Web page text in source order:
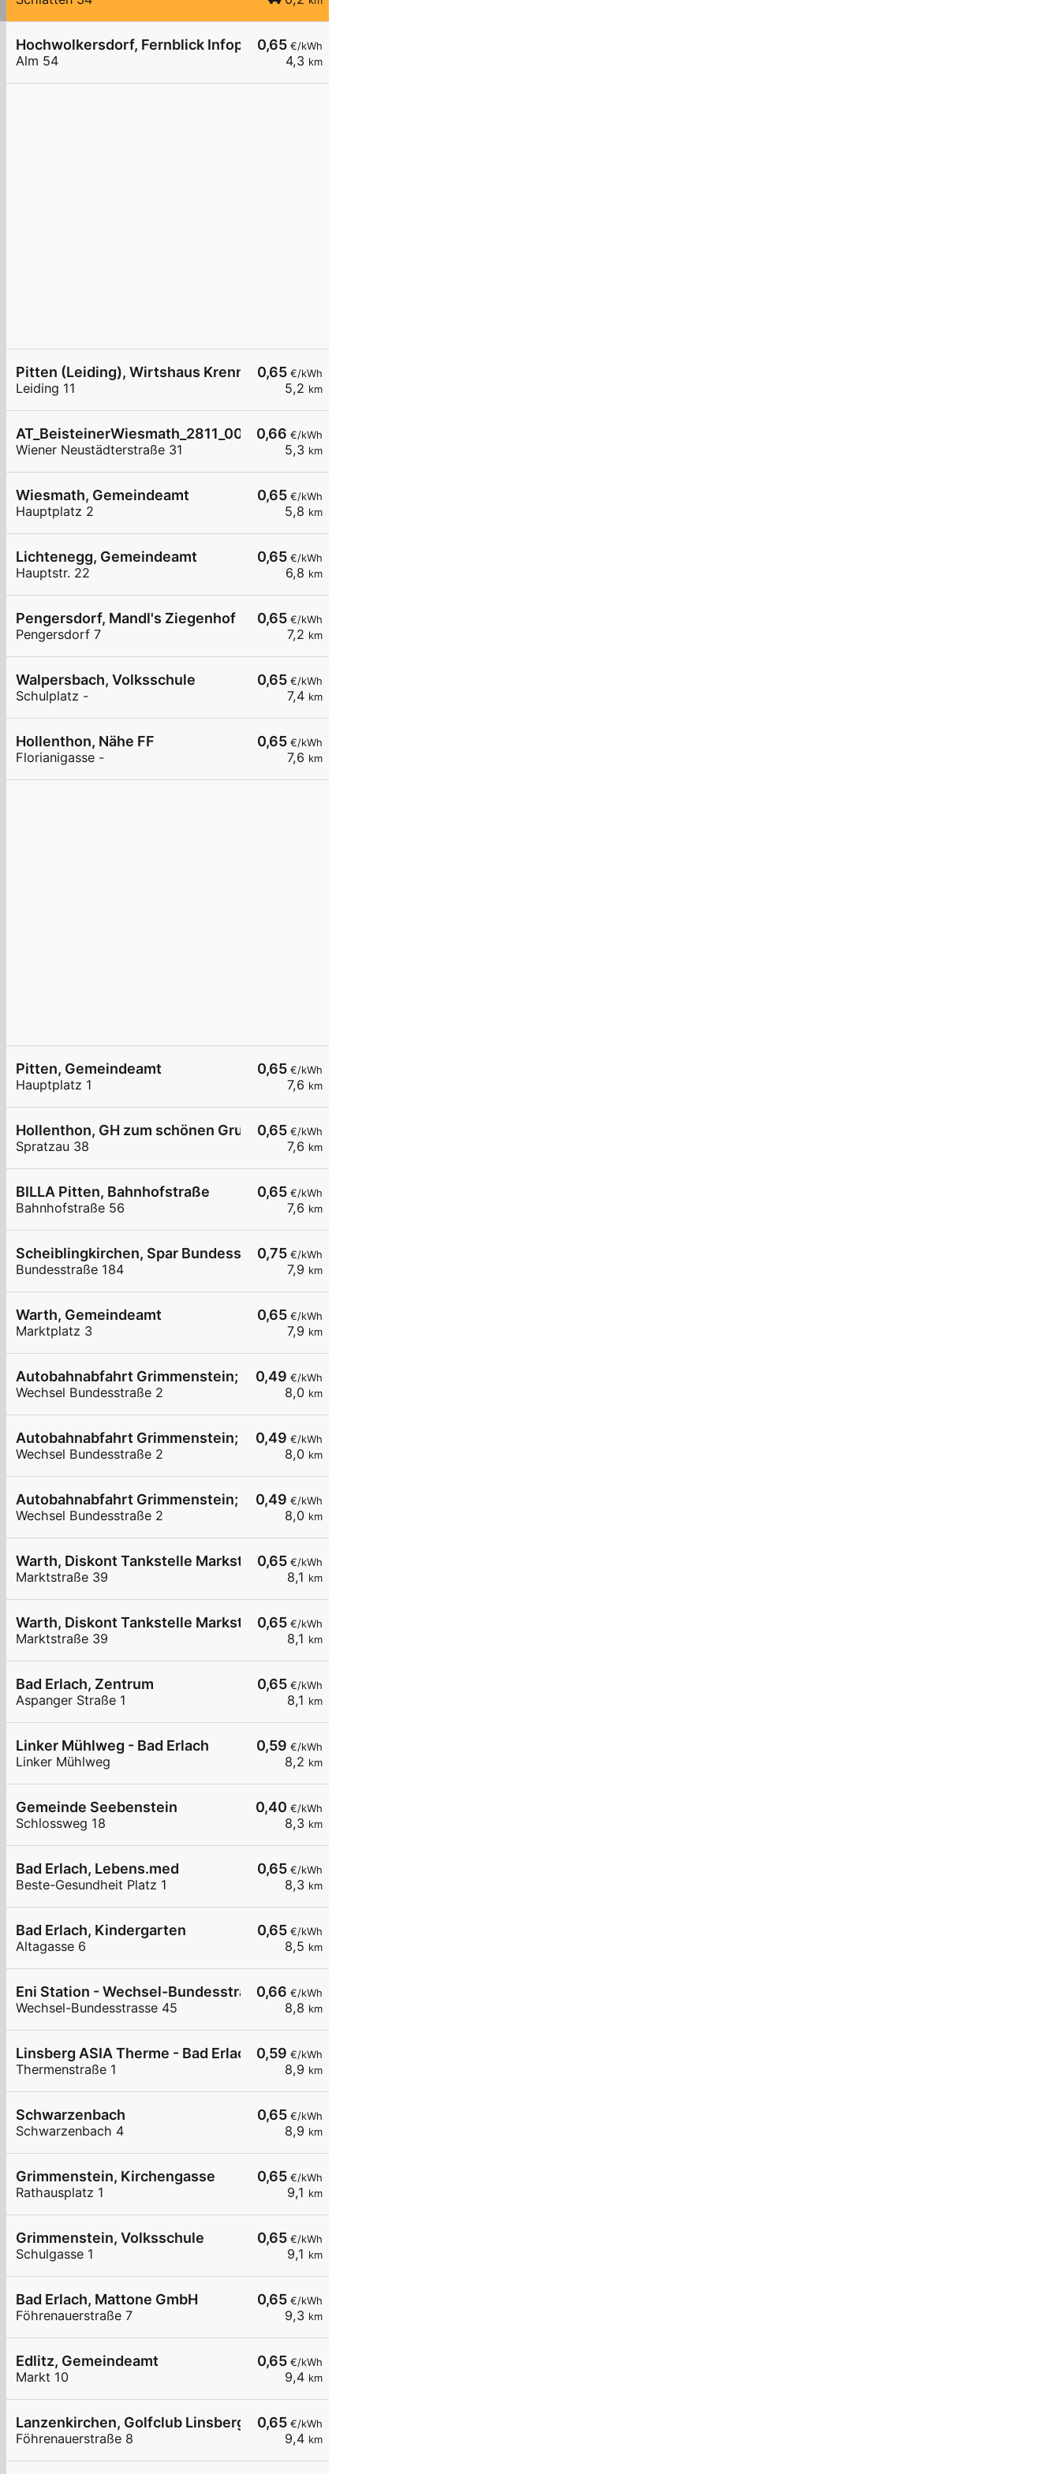
0,65€/kWh
4,3 km
Hochwolkersdorf, Fernblick Infopoint
Alm 54
0,65€/kWh
5,2 km
Pitten (Leiding), Wirtshaus Krenn
Leiding 11
0,66 €/kWh
5,3 km
AT_BeisteinerWiesmath_2811_001 öffentlich
Wiener Neustädterstraße 31
0,65€/kWh
5,8 km
Wiesmath, Gemeindeamt
Hauptplatz 2
0,65€/kWh
6,8 km
Lichtenegg, Gemeindeamt
Hauptstr. 22
0,65€/kWh
7,2 km
Pengersdorf, Mandl's Ziegenhof
Pengersdorf 7
0,65€/kWh
7,4 km
Walpersbach, Volksschule
Schulplatz -
0,65€/kWh
7,6 km
Hollenthon, Nähe FF
Florianigasse -
0,65€/kWh
7,6 km
Pitten, Gemeindeamt
Hauptplatz 1
0,65€/kWh
7,6 km
Hollenthon, GH zum schönen Grund
Spratzau 38
0,65€/kWh
7,6 km
BILLA Pitten, Bahnhofstraße
Bahnhofstraße 56
0,75€/kWh
7,9 km
Scheiblingkirchen, Spar Bundesstr.
Bundesstraße 184
0,65€/kWh
7,9 km
Warth, Gemeindeamt
Marktplatz 3
0,49 €/kWh
8,0 km
Autobahnabfahrt Grimmenstein; GH Pichler
Wechsel Bundesstraße 2
0,49 €/kWh
8,0 km
Autobahnabfahrt Grimmenstein; GH Pichler
Wechsel Bundesstraße 2
0,49 €/kWh
8,0 km
Autobahnabfahrt Grimmenstein; GH Pichler
Wechsel Bundesstraße 2
0,65€/kWh
8,1 km
Warth, Diskont Tankstelle Markstr.
Marktstraße 39
0,65€/kWh
8,1 km
Warth, Diskont Tankstelle Markstr.
Marktstraße 39
0,65€/kWh
8,1 km
Bad Erlach, Zentrum
Aspanger Straße 1
0,59 €/kWh
8,2 km
Linker Mühlweg - Bad Erlach
Linker Mühlweg
0,40 €/kWh
8,3 km
Gemeinde Seebenstein
Schlossweg 18
0,65€/kWh
8,3 km
Bad Erlach, Lebens.med
Beste-Gesundheit Platz 1
0,65€/kWh
8,5 km
Bad Erlach, Kindergarten
Altagasse 6
0,66 €/kWh
8,8 km
Eni Station - Wechsel-Bundesstrasse 45
Wechsel-Bundesstrasse 45
0,59 €/kWh
8,9 km
Linsberg ASIA Therme - Bad Erlach
Thermenstraße 1
0,65€/kWh
8,9 km
Schwarzenbach
Schwarzenbach 4
0,65€/kWh
9,1 km
Grimmenstein, Kirchengasse
Rathausplatz 1
0,65€/kWh
9,1 km
Grimmenstein, Volksschule
Schulgasse 1
0,65€/kWh
9,3 km
Bad Erlach, Mattone GmbH
Föhrenauerstraße 7
0,65€/kWh
9,4 km
Edlitz, Gemeindeamt
Markt 10
0,65€/kWh
9,4 km
Lanzenkirchen, Golfclub Linsberg
Föhrenauerstraße 8